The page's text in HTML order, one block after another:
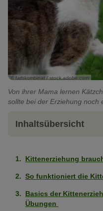
© farbkombinat / stock.adobe.com
Von ihrer Mama lernen
sollte bei der Erziehung noch
Inhaltsübersicht
Kittenerziehung
So funktioniert die
Basics der
Übungen